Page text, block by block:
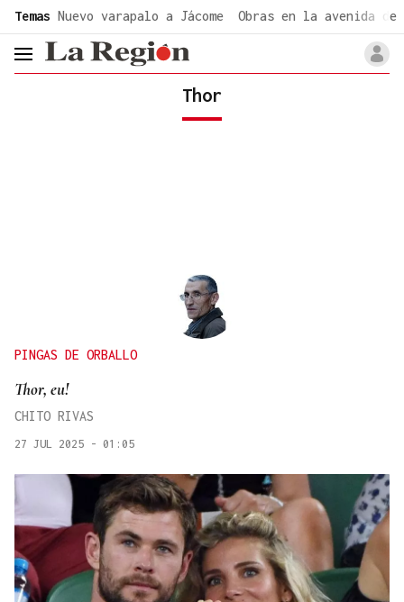
Temas Nuevo varapalo a Jácome Obras en la avenida de
header.menu.open
Thor
PINGAS DE ORBALLO
Thor, eu!
CHITO RIVAS
27 JUL 2025 - 01:05